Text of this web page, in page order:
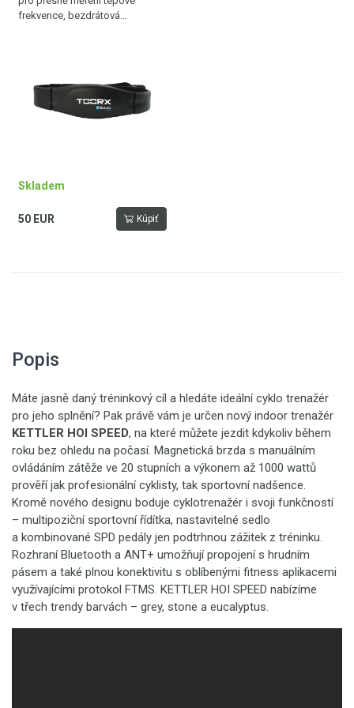
frekvence, bezdrátová
Skladem
50 EUR Kúpiť
Popis
Máte jasně daný tréninkový cíl a hledáte ideální cyklo trenažér
pro jeho splnění? Pak právě vám je určen nový indoor trenažér
KETTLER HOI SPEED, na které můžete jezdit kdykoliv během
roku bez ohledu na počasí. Magnetická brzda s manuálním
ovládáním zátěže ve 20 stupních a výkonem až 1000 wattů
prověří jak profesionální cyklisty, tak sportovní nadšence.
Kromě nového designu boduje cyklotrenažér i svoji funkčností
– multipoziční sportovní řídítka, nastavitelné sedlo
a kombinované SPD pedály jen podtrhnou zážitek z tréninku.
Rozhraní Bluetooth a ANT+ umožňují propojení s hrudním
pásem a také plnou konektivitu s oblíbenými fitness aplikacemi
využívajícími protokol FTMS. KETTLER HOI SPEED nabízíme
v třech trendy barvách – grey, stone a eucalyptus.